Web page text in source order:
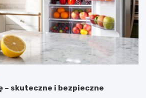
– skuteczne i bezpieczne